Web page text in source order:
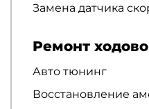
Замена датчика
Ремонт
Авто тюнинг
Восстановление